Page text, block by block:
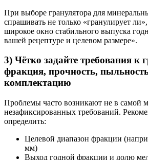
При выборе гранулятора для
спрашивать не только «гранулирует
широкое окно стабильного выпуска
вашей рецептуре и целевом размере».
3) Чётко задайте требования к
фракция, прочность,
комплектацию
Проблемы часто возникают не в самой
незафиксированных требований.
определить:
Целевой диапазон фракции
мм)
Выход годной фракции и долю